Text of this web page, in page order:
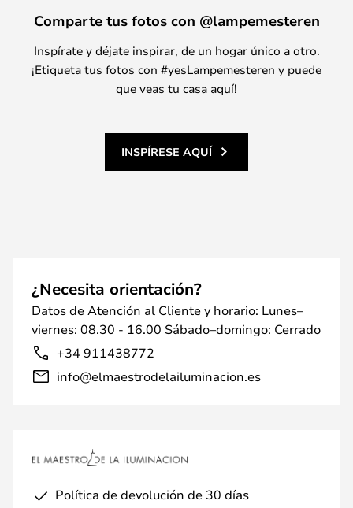
Comparte tus fotos con @lampemesteren
Inspírate y déjate inspirar, de un hogar único a otro.
¡Etiqueta tus fotos con #yesLampemesteren y puede
que veas tu casa aquí!
INSPÍRESE AQUÍ
¿Necesita orientación?
Datos de Atención al Cliente y horario: Lunes–
viernes: 08.30 - 16.00 Sábado–domingo: Cerrado
+34 911438772
info@elmaestrodelailuminacion.es
Política de devolución de 30 días